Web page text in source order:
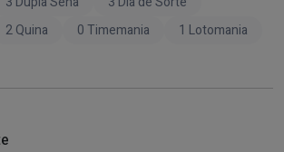
2 Quina 0 Timemania 1 Lotomania